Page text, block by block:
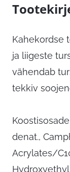
Kahekordse
ja liigeste
vähendab
tekkiv
denat.,
Acrylates/